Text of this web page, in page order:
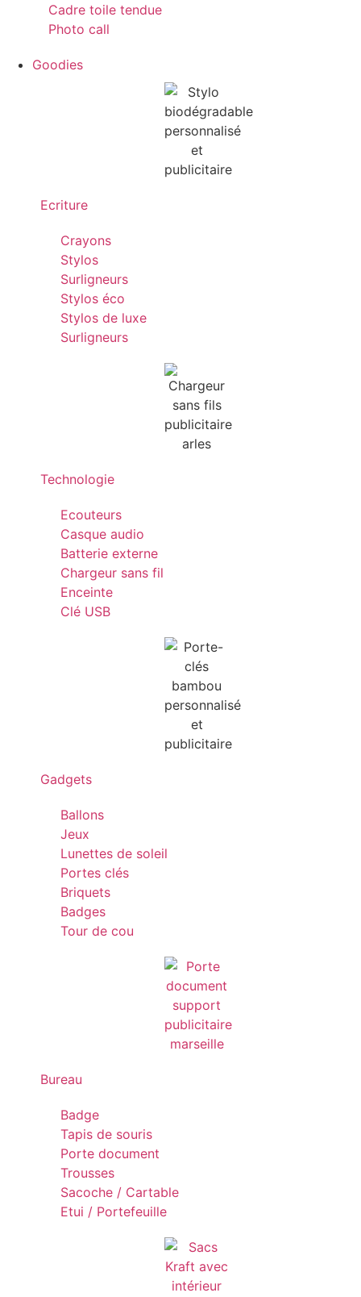
Cadre toile tendue
Photo call
Goodies
Ecriture
Crayons
Stylos
Surligneurs
Stylos éco
Stylos de luxe
Surligneurs
Technologie
Ecouteurs
Casque audio
Batterie externe
Chargeur sans fil
Enceinte
Clé USB
Gadgets
Ballons
Jeux
Lunettes de soleil
Portes clés
Briquets
Badges
Tour de cou
Bureau
Badge
Tapis de souris
Porte document
Trousses
Sacoche / Cartable
Etui / Portefeuille